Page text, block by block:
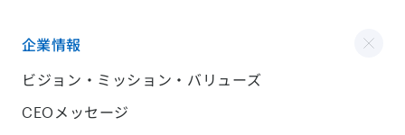
企業情報
ビジョン・ミッション・バリューズ
CEOメッセージ